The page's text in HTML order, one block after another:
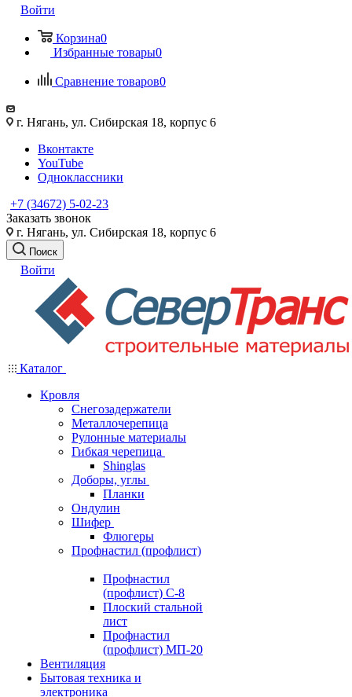
Войти
Корзина0
Избранные товары0
Сравнение товаров0
г. Нягань, ул. Сибирская 18, корпус 6
Вконтакте
YouTube
Одноклассники
+7 (34672) 5-02-23
Заказать звонок
г. Нягань, ул. Сибирская 18, корпус 6
Поиск
Войти
Каталог
Кровля
Снегозадержатели
Металлочерепица
Рулонные материалы
Гибкая черепица
Shinglas
Доборы, углы
Планки
Ондулин
Шифер
Флюгеры
Профнастил (профлист)
Профнастил
(профлист) С-8
Плоский стальной
лист
Профнастил
(профлист) МП-20
Вентиляция
Бытовая техника и
электроника